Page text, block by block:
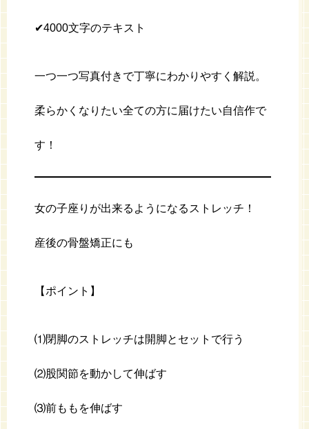
✔︎4000文字のテキスト
一つ一つ写真付きで丁寧にわかりやすく解説。
柔らかくなりたい全ての方に届けたい自信作で
す！
女の子座りが出来るようになるストレッチ！
産後の骨盤矯正にも
【ポイント】
⑴閉脚のストレッチは開脚とセットで行う
⑵股関節を動かして伸ばす
⑶前ももを伸ばす